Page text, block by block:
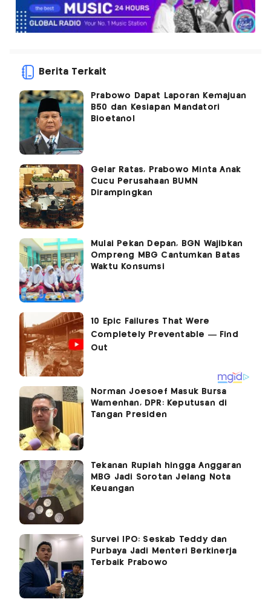
Berita Terkait
Prabowo Dapat Laporan Kemajuan
B50 dan Kesiapan Mandatori
Bioetanol
Gelar Ratas, Prabowo Minta Anak
Cucu Perusahaan BUMN
Dirampingkan
Mulai Pekan Depan, BGN Wajibkan
Ompreng MBG Cantumkan Batas
Waktu Konsumsi
Norman Joesoef Masuk Bursa
Wamenhan, DPR: Keputusan di
Tangan Presiden
Tekanan Rupiah hingga Anggaran
MBG Jadi Sorotan Jelang Nota
Keuangan
Survei IPO: Seskab Teddy dan
Purbaya Jadi Menteri Berkinerja
Terbaik Prabowo